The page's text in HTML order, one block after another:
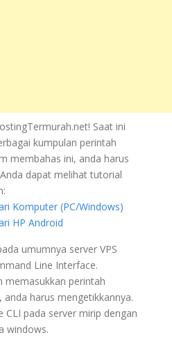
Saat ini
kumpulan perintah
membahas ini, anda harus
dapat melihat tutorial
Komputer (PC/Windows)
HP Android
umumnya server VPS
Line Interface.
memasukkan perintah
anda harus mengetikkannya.
CLI pada server mirip dengan
windows.